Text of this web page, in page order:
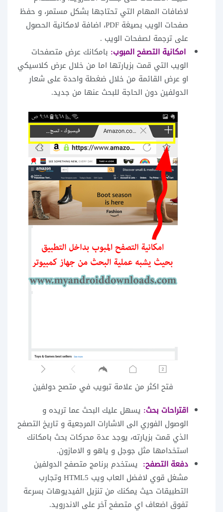
لاضافات المهام التي تحتاجها بشكل مستمر، و حفظ
صفحات الويب بصيغة PDF، اضافة لامكانية الحصول
على ترجمة لصفحات الويب .
امكانية التصفح المبوب: بامكانك عرض متصفحات
الويب التي قمت بزيارتها اما من خلال عرض كلاسيكي
او عرض القائمة من خلال ضغطة واحدة على شعار
الدولفين دون الحاجة للبحث عنها من جديد.
فتح اكثر من علامة تبويب في متصح دولفين
اقتراحات بحث: يسهل عليك البحث عما تريده و
الوصول الفوري الى الاشارات المرجعية و تاريخ التصفح
الذي قمت بزيارته، يوجد عدة محركات بحث بامكانك
استخدامها مثل جوجل و ياهو و الامازون.
دفعة التصفح: يستخدم برنامج متصفح الدولفين
مشغل قوي لافضل العاب ويب HTML5 وتجارب
التطبيقات حيث يمكنك من تنزيل الفيديوهات بسرعة
تفوق اضعاف اي متصفح آخر على الاندرويد.